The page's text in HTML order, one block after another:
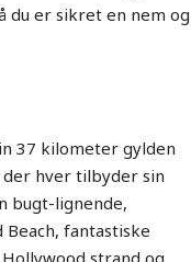
du er sikret en nem og
37 kilometer gylden
hver tilbyder sin
bugt-lignende,
fantastiske